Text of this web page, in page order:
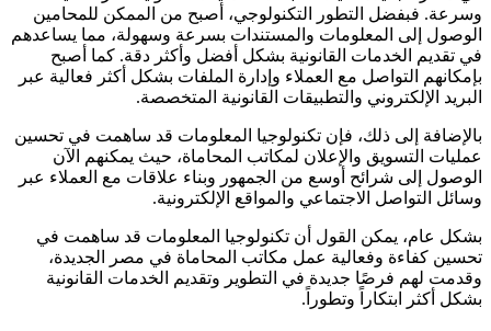
وسرعة. فبفضل التطور التكنولوجي، أصبح من الممكن للمحامين
الوصول إلى المعلومات والمستندات بسرعة وسهولة، مما يساعدهم
في تقديم الخدمات القانونية بشكل أفضل وأكثر دقة. كما أصبح
بإمكانهم التواصل مع العملاء وإدارة الملفات بشكل أكثر فعالية عبر
البريد الإلكتروني والتطبيقات القانونية المتخصصة.
بالإضافة إلى ذلك، فإن تكنولوجيا المعلومات قد ساهمت في تحسين
عمليات التسويق والإعلان لمكاتب المحاماة، حيث يمكنهم الآن
الوصول إلى شرائح أوسع من الجمهور وبناء علاقات مع العملاء عبر
وسائل التواصل الاجتماعي والمواقع الإلكترونية.
بشكل عام، يمكن القول أن تكنولوجيا المعلومات قد ساهمت في
تحسين كفاءة وفعالية عمل مكاتب المحاماة في مصر الجديدة،
وقدمت لهم فرصًا جديدة في التطوير وتقديم الخدمات القانونية
بشكل أكثر ابتكاراً وتطوراً.